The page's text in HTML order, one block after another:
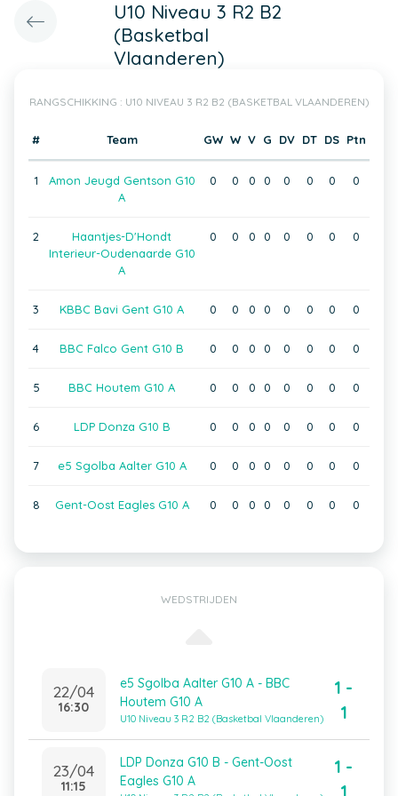
U10 Niveau 3 R2 B2
(Basketbal
Vlaanderen)
RANGSCHIKKING : U10 NIVEAU 3 R2 B2 (BASKETBAL VLAANDEREN)
# Team GW W V G DV DT DS Ptn
1
Amon Jeugd Gentson G10
A
0 0 0 0 0 0 0 0
2
Haantjes-D'Hondt
Interieur-Oudenaarde G10
A
0 0 0 0 0 0 0 0
3 KBBC Bavi Gent G10 A 0 0 0 0 0 0 0 0
4 BBC Falco Gent G10 B 0 0 0 0 0 0 0 0
5 BBC Houtem G10 A 0 0 0 0 0 0 0 0
6 LDP Donza G10 B 0 0 0 0 0 0 0 0
7 e5 Sgolba Aalter G10 A 0 0 0 0 0 0 0 0
8 Gent-Oost Eagles G10 A 0 0 0 0 0 0 0 0
WEDSTRIJDEN
22/04
16:30
e5 Sgolba Aalter G10 A - BBC
Houtem G10 A
U10 Niveau 3 R2 B2 (Basketbal Vlaanderen)
1 -
1
23/04
11:15
LDP Donza G10 B - Gent-Oost
Eagles G10 A
1 -
1